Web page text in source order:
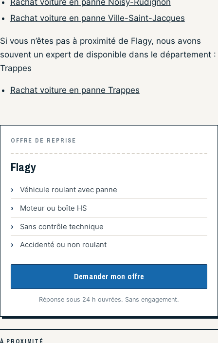
Rachat voiture en panne Ville-Saint-Jacques
Si vous n’êtes pas à proximité de Flagy, nous avons
souvent un expert de disponible dans le département :
Trappes
Rachat voiture en panne Trappes
OFFRE DE REPRISE
Flagy
Véhicule roulant avec panne
Moteur ou boîte HS
Sans contrôle technique
Accidenté ou non roulant
Demander mon offre
Réponse sous 24 h ouvrées. Sans engagement.
À PROXIMITÉ